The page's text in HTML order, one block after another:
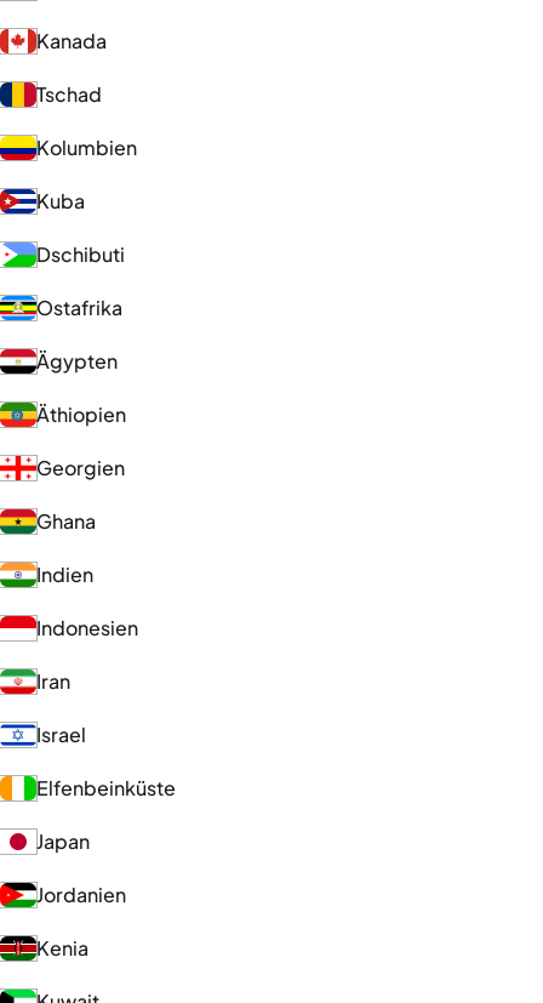
Kanada
Tschad
Kolumbien
Kuba
Dschibuti
Ostafrika
Ägypten
Äthiopien
Georgien
Ghana
Indien
Indonesien
Iran
Israel
Elfenbeinküste
Japan
Jordanien
Kenia